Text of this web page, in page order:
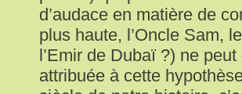
d’audace en matière de
plus haute, l’Oncle Sam,
l’Emir de Dubaï ?) ne
attribuée à cette